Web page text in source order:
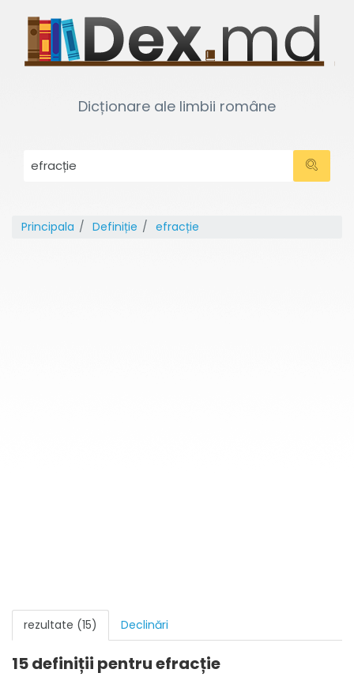
Dicționare ale limbii române
Principala Definiție efracție
rezultate (15) Declinări
15 definiții pentruefracție